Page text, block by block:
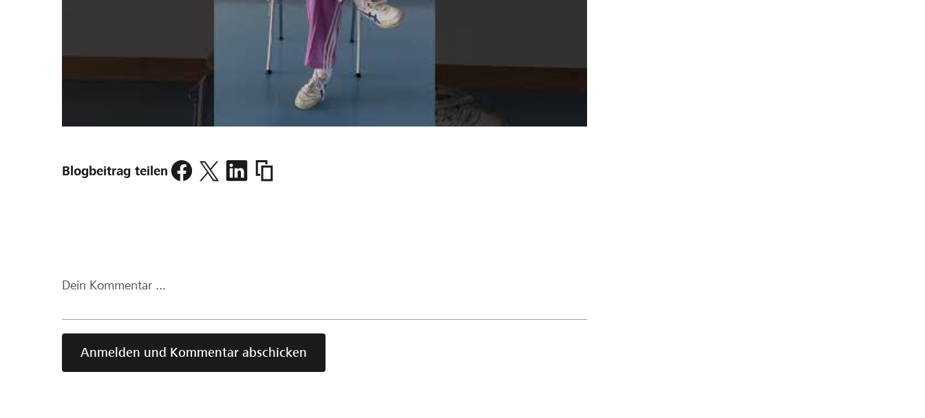
Blogbeitrag teilen
https://www.lokalhelden.ch/neue-
uniform/blog2/beitrag/vorfreude-
Dein Kommentar ...
Anmelden und Kommentar abschicken